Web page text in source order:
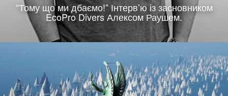
“Тому що ми дбаємо!” Інтерв’ю із засновником
EcoPro Divers Алексом Раушем.